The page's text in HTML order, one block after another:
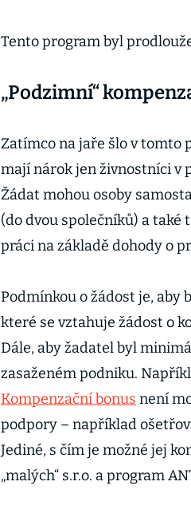
Tento program byl
„Podzimní“
Zatímco na jaře šlo v tomto
mají nárok jen živnostníci v
Žádat mohou osoby
(do dvou společníků) a také
práci na základě dohody o
Podmínkou o žádost je, aby
které se vztahuje žádost o
Dále, aby žadatel byl
zasaženém podniku.
Kompenzační bonus není
podpory – například
Jediné, s čím je možné jej
„malých“ s.r.o. a program